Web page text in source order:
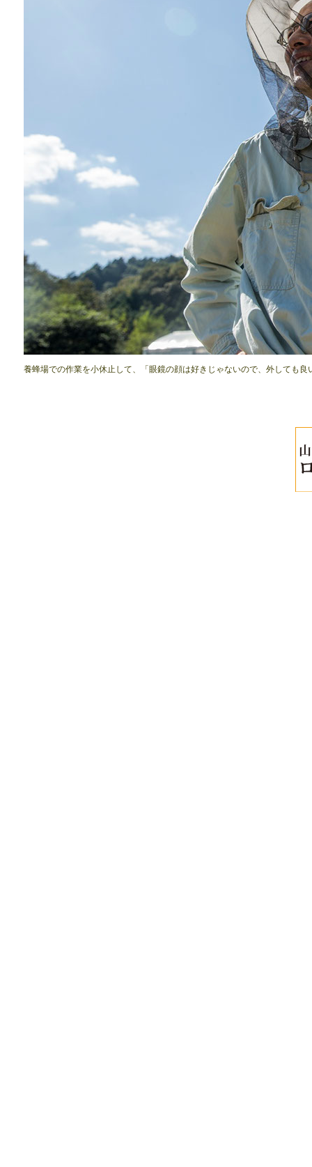
養蜂場での作業を小休止して、「眼鏡の顔は好きじゃないので、外しても良